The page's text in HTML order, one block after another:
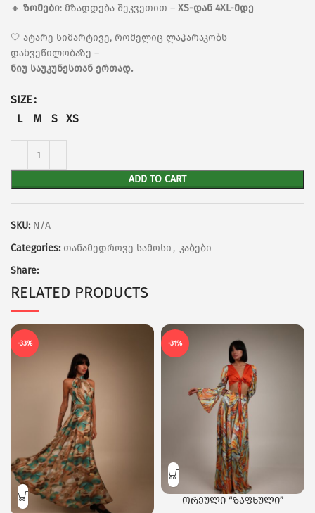
🔸 ზომები: მზადდება შეკვეთით – XS-დან 4XL-მდე
🤍 ატარე სიმარტივე, რომელიც ლაპარაკობს
დახვეწილობაზე –
ნიუ საუკუნესთან ერთად.
SIZE
L
M S XS
ADD TO CART
SKU: N/A
Categories: თანამედროვე სამოსი, კაბები
Share:
RELATED PRODUCTS
-33% -31%
ორეული “ზაფხული”